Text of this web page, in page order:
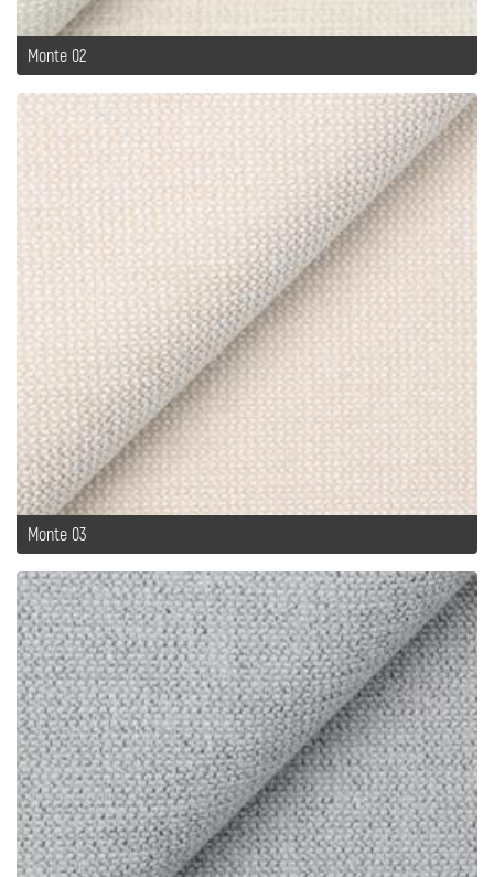
Monte 02
Monte 03